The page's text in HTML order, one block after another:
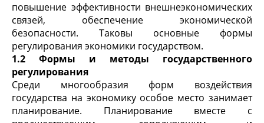
повышение эффективности внешнеэкономических
связей, обеспечение экономической
безопасности. Таковы основные формы
регулирования экономики государством.
1.2 Формы и методы государственного
регулирования
Среди многообразия форм воздействия
государства на экономику особое место занимает
планирование. Планирование вместе с